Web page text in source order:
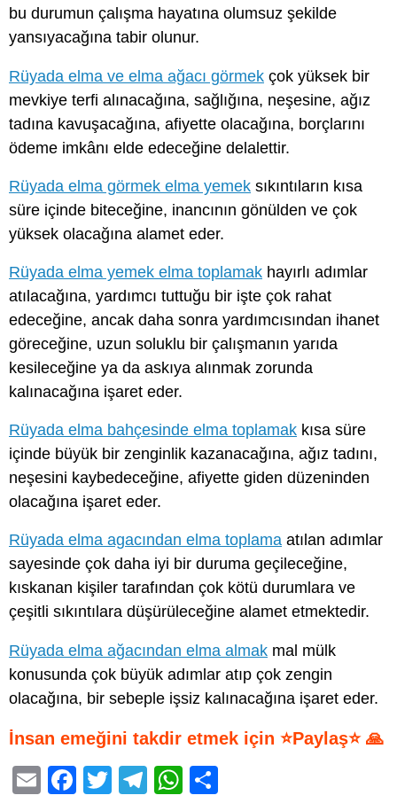
bu durumun çalışma hayatına olumsuz şekilde
yansıyacağına tabir olunur.
Rüyada elma ve elma ağacı görmek çok yüksek bir
mevkiye terfi alınacağına, sağlığına, neşesine, ağız
tadına kavuşacağına, afiyette olacağına, borçlarını
ödeme imkânı elde edeceğine delalettir.
Rüyada elma görmek elma yemek sıkıntıların kısa
süre içinde biteceğine, inancının gönülden ve çok
yüksek olacağına alamet eder.
Rüyada elma yemek elma toplamak hayırlı adımlar
atılacağına, yardımcı tuttuğu bir işte çok rahat
edeceğine, ancak daha sonra yardımcısından ihanet
göreceğine, uzun soluklu bir çalışmanın yarıda
kesileceğine ya da askıya alınmak zorunda
kalınacağına işaret eder.
Rüyada elma bahçesinde elma toplamak kısa süre
içinde büyük bir zenginlik kazanacağına, ağız tadını,
neşesini kaybedeceğine, afiyette giden düzeninden
olacağına işaret eder.
Rüyada elma agacından elma toplama atılan adımlar
sayesinde çok daha iyi bir duruma geçileceğine,
kıskanan kişiler tarafından çok kötü durumlara ve
çeşitli sıkıntılara düşürüleceğine alamet etmektedir.
Rüyada elma ağacından elma almak mal mülk
konusunda çok büyük adımlar atıp çok zengin
olacağına, bir sebeple işsiz kalınacağına işaret eder.
İnsan emeğini takdir etmek için ⭐Paylaş⭐ 🙏
E
F
T
T
W